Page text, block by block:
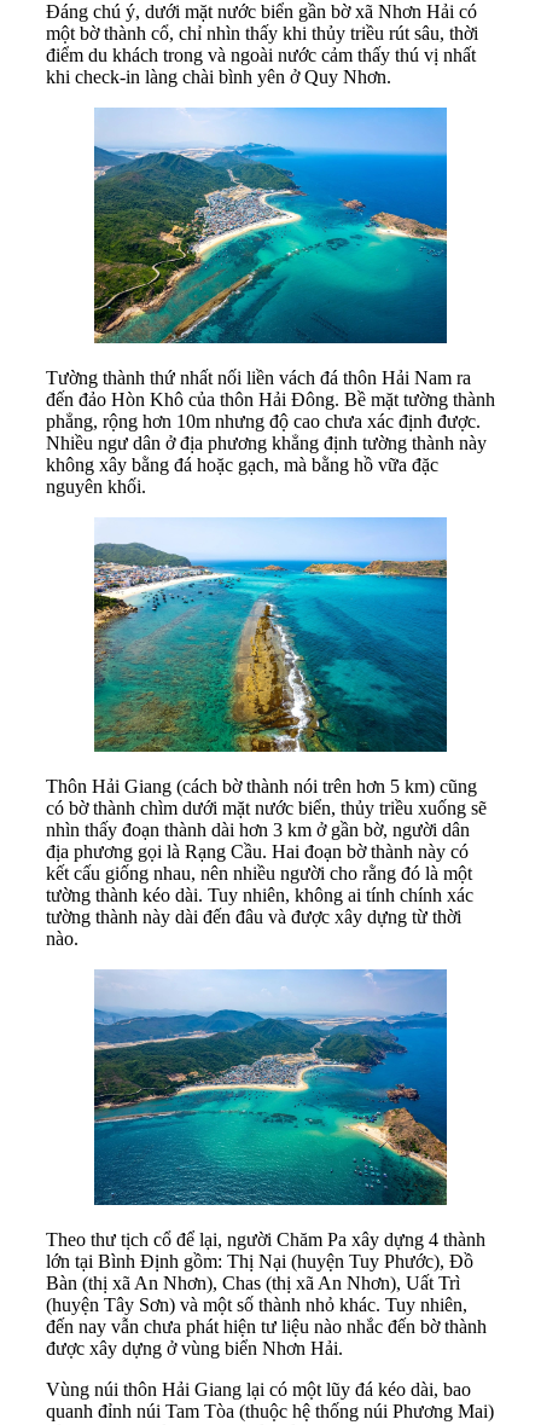
Đáng chú ý, dưới mặt nước biển gần bờ xã Nhơn Hải có
một bờ thành cổ, chỉ nhìn thấy khi thủy triều rút sâu, thời
điểm du khách trong và ngoài nước cảm thấy thú vị nhất
khi check-in làng chài bình yên ở Quy Nhơn.
Tường thành thứ nhất nối liền vách đá thôn Hải Nam ra
đến đảo Hòn Khô của thôn Hải Đông. Bề mặt tường thành
phẳng, rộng hơn 10m nhưng độ cao chưa xác định được.
Nhiều ngư dân ở địa phương khẳng định tường thành này
không xây bằng đá hoặc gạch, mà bằng hồ vữa đặc
nguyên khối.
Thôn Hải Giang (cách bờ thành nói trên hơn 5 km) cũng
có bờ thành chìm dưới mặt nước biển, thủy triều xuống sẽ
nhìn thấy đoạn thành dài hơn 3 km ở gần bờ, người dân
địa phương gọi là Rạng Cầu. Hai đoạn bờ thành này có
kết cấu giống nhau, nên nhiều người cho rằng đó là một
tường thành kéo dài. Tuy nhiên, không ai tính chính xác
tường thành này dài đến đâu và được xây dựng từ thời
nào.
Theo thư tịch cổ để lại, người Chăm Pa xây dựng 4 thành
lớn tại Bình Định gồm: Thị Nại (huyện Tuy Phước), Đồ
Bàn (thị xã An Nhơn), Chas (thị xã An Nhơn), Uất Trì
(huyện Tây Sơn) và một số thành nhỏ khác. Tuy nhiên,
đến nay vẫn chưa phát hiện tư liệu nào nhắc đến bờ thành
được xây dựng ở vùng biển Nhơn Hải.
Vùng núi thôn Hải Giang lại có một lũy đá kéo dài, bao
quanh đỉnh núi Tam Tòa (thuộc hệ thống núi Phương Mai)